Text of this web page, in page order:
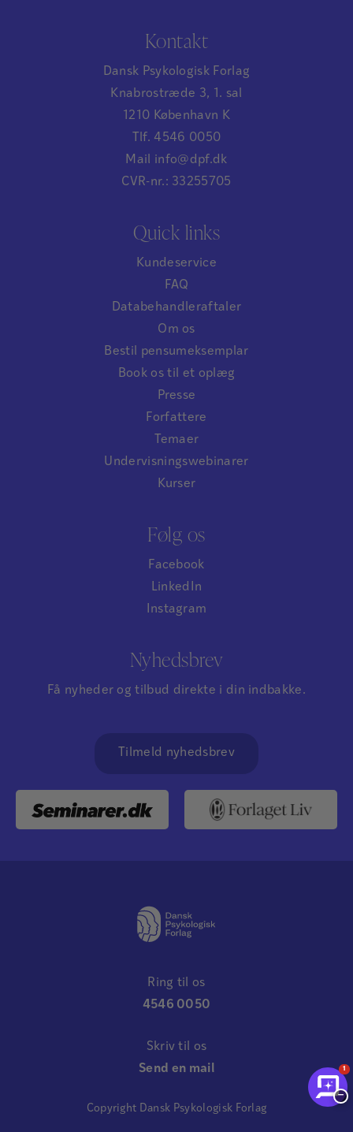
Kontakt
Dansk Psykologisk Forlag
Knabrostræde 3, 1. sal
1210 København K
Tlf. 4546 0050
Mail info@dpf.dk
CVR-nr.: 33255705
Quick links
Kundeservice
FAQ
Databehandleraftaler
Om os
Bestil pensumeksemplar
Book os til et oplæg
Presse
Forfattere
Temaer
Undervisningswebinarer
Kurser
Følg os
Facebook
LinkedIn
Instagram
Nyhedsbrev
Få nyheder og tilbud direkte i din indbakke.
Tilmeld nyhedsbrev
Ring til os
4546 0050
Skriv til os
Send en mail
Copyright Dansk Psykologisk Forlag
1
−